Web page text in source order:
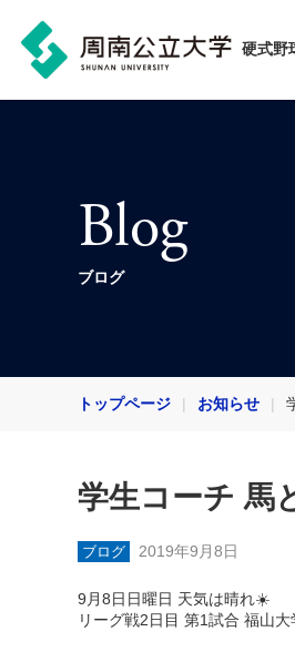
硬式野
Blog
ブログ
トップページ お知らせ
学生コーチ 馬
ブログ 2019年9月8日
9月8日日曜日 天気は晴れ☀️
リーグ戦2日目 第1試合 福山大